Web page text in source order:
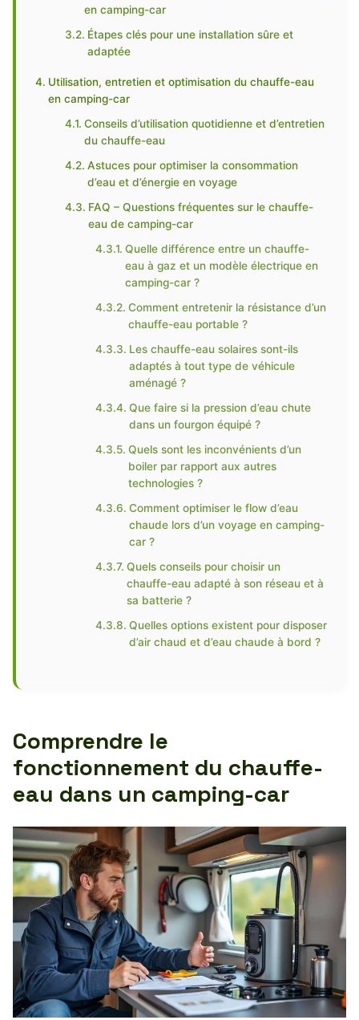
en camping-car
Étapes clés pour une installation sûre et
adaptée
Utilisation, entretien et optimisation du chauffe-eau
en camping-car
Conseils d’utilisation quotidienne et d’entretien
du chauffe-eau
Astuces pour optimiser la consommation
d’eau et d’énergie en voyage
FAQ – Questions fréquentes sur le chauffe-
eau de camping-car
Quelle différence entre un chauffe-
eau à gaz et un modèle électrique en
camping-car ?
Comment entretenir la résistance d’un
chauffe-eau portable ?
Les chauffe-eau solaires sont-ils
adaptés à tout type de véhicule
aménagé ?
Que faire si la pression d’eau chute
dans un fourgon équipé ?
Quels sont les inconvénients d’un
boiler par rapport aux autres
technologies ?
Comment optimiser le flow d’eau
chaude lors d’un voyage en camping-
car ?
Quels conseils pour choisir un
chauffe-eau adapté à son réseau et à
sa batterie ?
Quelles options existent pour disposer
d’air chaud et d’eau chaude à bord ?
Comprendre le
fonctionnement du chauffe-
eau dans un camping-car